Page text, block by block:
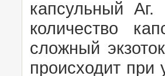
капсульный
количество
сложный
происходит при